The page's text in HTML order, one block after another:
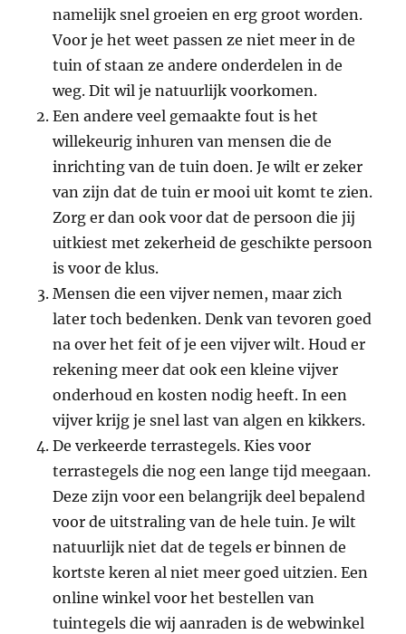
namelijk snel groeien en erg groot worden.
Voor je het weet passen ze niet meer in de
tuin of staan ze andere onderdelen in de
weg. Dit wil je natuurlijk voorkomen.
Een andere veel gemaakte fout is het
willekeurig inhuren van mensen die de
inrichting van de tuin doen. Je wilt er zeker
van zijn dat de tuin er mooi uit komt te zien.
Zorg er dan ook voor dat de persoon die jij
uitkiest met zekerheid de geschikte persoon
is voor de klus.
Mensen die een vijver nemen, maar zich
later toch bedenken. Denk van tevoren goed
na over het feit of je een vijver wilt. Houd er
rekening meer dat ook een kleine vijver
onderhoud en kosten nodig heeft. In een
vijver krijg je snel last van algen en kikkers.
De verkeerde terrastegels. Kies voor
terrastegels die nog een lange tijd meegaan.
Deze zijn voor een belangrijk deel bepalend
voor de uitstraling van de hele tuin. Je wilt
natuurlijk niet dat de tegels er binnen de
kortste keren al niet meer goed uitzien. Een
online winkel voor het bestellen van
tuintegels die wij aanraden isde webwinkel